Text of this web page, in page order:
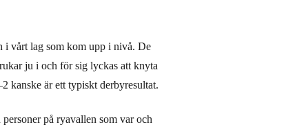
i vårt lag som kom upp i nivå. De
ju i och för sig lyckas att knyta
kanske är ett typiskt derbyresultat.
på ryavallen som var och